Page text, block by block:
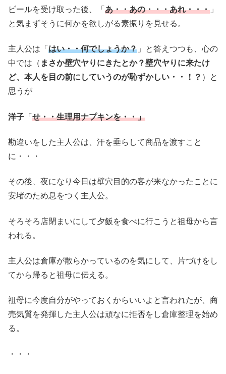
ビールを受け取った後、「 あ・・あの・・・あれ・・・ 」
と気まずそうに何かを欲しがる素振りを見せる。
主人公は「 はい・・何でしょうか？ 」と答えつつも、心の
中では（ まさか壁穴ヤりにきたとか？壁穴ヤりに来たけ
ど、本人を目の前にしていうのが恥ずかしい・・！？ ）と
思うが
洋子 「 せ・・生理用ナプキンを・・」
勘違いをした主人公は、汗を垂らして商品を渡すこと
に・・・
その後、夜になり今日は壁穴目的の客が来なかったことに
安堵のため息をつく主人公。
そろそろ店閉まいにして夕飯を食べに行こうと祖母から言
われる。
主人公は倉庫が散らかっているのを気にして、片づけをし
てから帰ると祖母に伝える。
祖母に今度自分がやっておくからいいよと言われたが、商
売気質を発揮した主人公は頑なに拒否をし倉庫整理を始め
る。
・・・